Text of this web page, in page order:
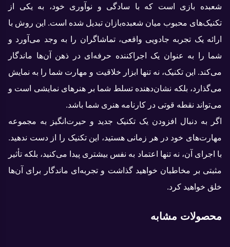
شعبده‌ بازی است که با سادگی و نوآوری خود، به یکی از
تکنیک‌های محبوب میان شعبده‌بازان تبدیل شده است. این روش با
ارائه یک تجربه جادویی واقعی، تماشاگران را به وجد می‌آورد و
شما را به عنوان یک اجراکننده حرفه‌ای در ذهن آن‌ها ماندگار
می‌کند. این تکنیک، نه تنها ابزار خلاقیت و مهارت شما را به نمایش
می‌گذارد، بلکه نشان‌دهنده تسلط شما بر هنرهای نمایشی است و
می‌تواند نقطه قوتی در کارنامه هنری شما باشد.
اگر به دنبال افزودن یک تکنیک جدید و حیرت‌انگیز به مجموعه
مهارت‌های خود در هر زمانی هستید، این تکنیک را از دست ندهید.
با اجرای آن، نه تنها اعتماد به نفس بیشتری پیدا می‌کنید، بلکه تأثیر
مثبتی بر مخاطبان خواهید گذاشت و تجربه‌ای ماندگار برای آن‌ها
خلق خواهید کرد.
محصولات مشابه